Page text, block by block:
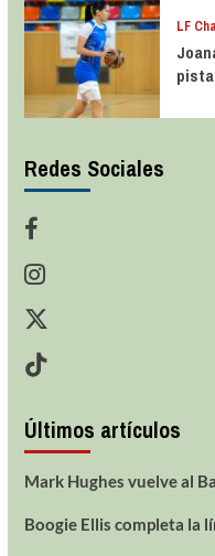
LF
pista
Redes Sociales
Últimos artículos
Mark Hughes vuelve al
Boogie Ellis completa la